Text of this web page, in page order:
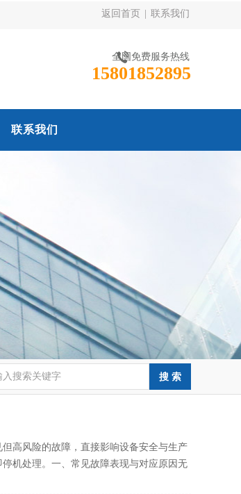
返回首页 联系我们
全国免费服务热线
15801852895
联系我们
高风险的故障，直接影响设备安全与生产
机处理。一、常见故障表现与对应原因‌无